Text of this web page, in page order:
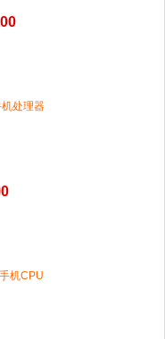
处理器
机CPU